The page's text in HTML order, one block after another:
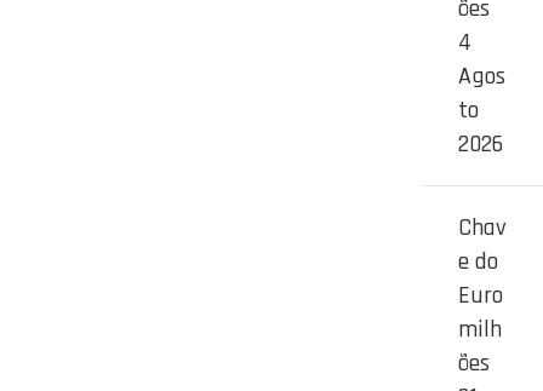
ões
4
Agos
to
2026
Chav
e do
Euro
milh
ões